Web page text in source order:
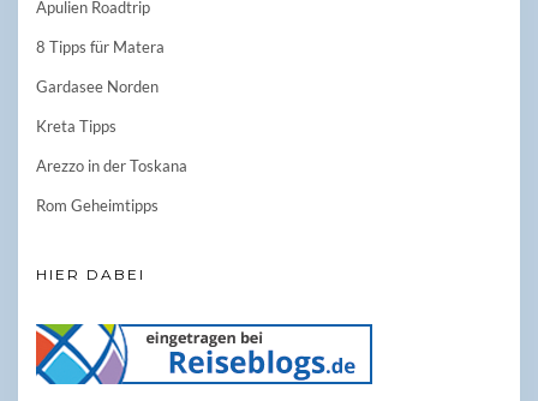
Apulien Roadtrip
8 Tipps für Matera
Gardasee Norden
Kreta Tipps
Arezzo in der Toskana
Rom Geheimtipps
HIER DABEI